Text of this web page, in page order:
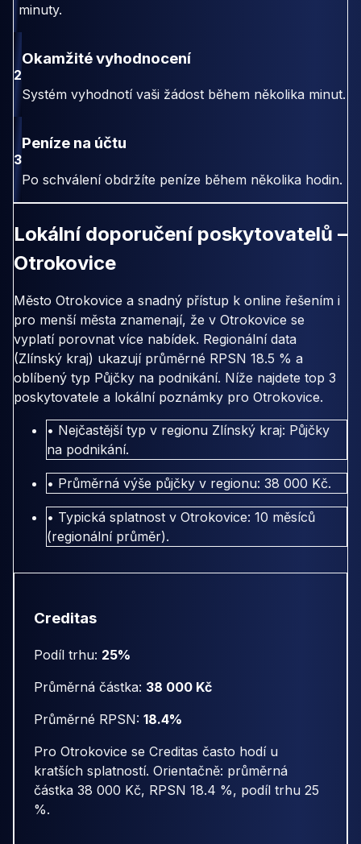
minuty.
2
Okamžité vyhodnocení
Systém vyhodnotí vaši žádost během několika minut.
3
Peníze na účtu
Po schválení obdržíte peníze během několika hodin.
Lokální doporučení poskytovatelů –
Otrokovice
Město Otrokovice a snadný přístup k online řešením i
pro menší města znamenají, že v Otrokovice se
vyplatí porovnat více nabídek. Regionální data
(Zlínský kraj) ukazují průměrné RPSN 18.5 % a
oblíbený typ Půjčky na podnikání. Níže najdete top 3
poskytovatele a lokální poznámky pro Otrokovice.
• Nejčastější typ v regionu Zlínský kraj: Půjčky
na podnikání.
• Průměrná výše půjčky v regionu: 38 000 Kč.
• Typická splatnost v Otrokovice: 10 měsíců
(regionální průměr).
Creditas
Podíl trhu: 25%
Průměrná částka: 38 000 Kč
Průměrné RPSN: 18.4%
Pro Otrokovice se Creditas často hodí u
kratších splatností. Orientačně: průměrná
částka 38 000 Kč, RPSN 18.4 %, podíl trhu 25
%.